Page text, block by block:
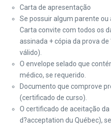
Carta de apresentação
Se possuir algum parente
Carta convite com todos os
assinada + cópia da prova
válido).
O envelope selado que
médico, se requerido.
Documento que comprove
(certificado de curso).
O certificado de aceitação
d?acceptation du Québec),